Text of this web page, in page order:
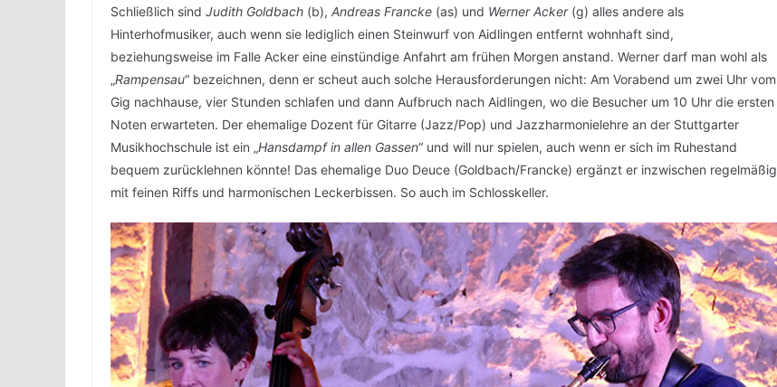
Schließlich sind Judith Goldbach (b), Andreas Francke (as) und Werner Acker(g) alles andere als
Hinterhofmusiker, auch wenn sie lediglich einen Steinwurf von Aidlingen entfernt wohnhaft sind,
beziehungsweise im Falle Acker eine einstündige Anfahrt am frühen Morgen anstand. Werner darf man wohl als
„Rampensau“ bezeichnen, denn er scheut auch solche Herausforderungen nicht: Am Vorabend um zwei Uhr vom
Gig nachhause, vier Stunden schlafen und dann Aufbruch nach Aidlingen, wo die Besucher um 10 Uhr die ersten
Noten erwarteten. Der ehemalige Dozent für Gitarre (Jazz/Pop) und Jazzharmonielehre an der Stuttgarter
Musikhochschule ist ein „Hansdampf in allen Gassen“ und will nur spielen, auch wenn er sich im Ruhestand
bequem zurücklehnen könnte! Das ehemalige Duo Deuce (Goldbach/Francke) ergänzt er inzwischen regelmäßig
mit feinen Riffs und harmonischen Leckerbissen. So auch im Schlosskeller.